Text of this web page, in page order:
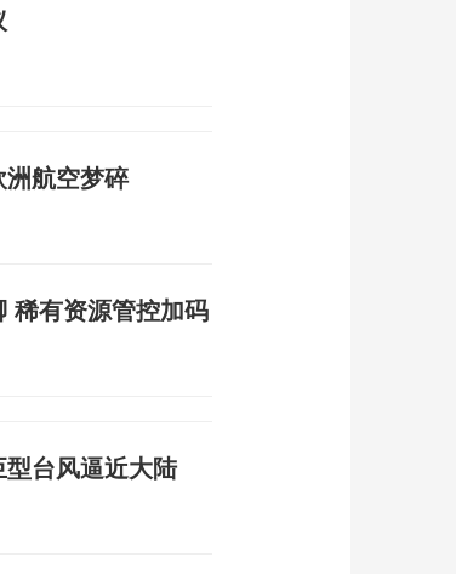
航空梦碎
稀有资源管控加码
台风逼近大陆